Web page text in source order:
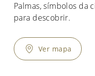
Palmas, símbolos da
para descobrir.
Ver mapa